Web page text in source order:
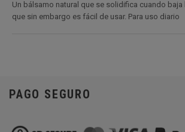
Un bálsamo natural que se solidifica cuando baja
que sin embargo es fácil de usar. Para uso diario
PAGO SEGURO